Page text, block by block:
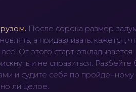
. После сорока размер
а придавливать: кажется,
От этого старт
и не справиться.
и судите себя по пройденному
ли целое.